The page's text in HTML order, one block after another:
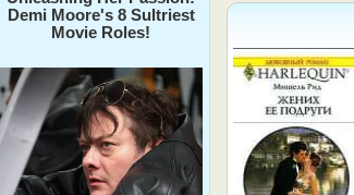
Demi Moore's 8 Sultriest
Movie Roles!